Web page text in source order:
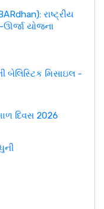
રાષ્ટ્રીય
યોજના
મિસાઇલ -
દિવસ 2026